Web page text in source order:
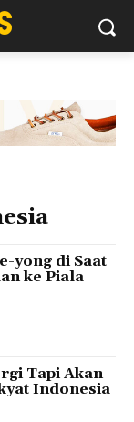
yong di Saat
ke Piala
Tapi Akan
Indonesia